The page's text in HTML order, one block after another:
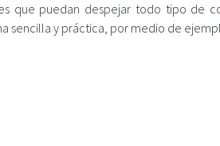
que puedan despejar todo tipo de
y práctica, por medio de